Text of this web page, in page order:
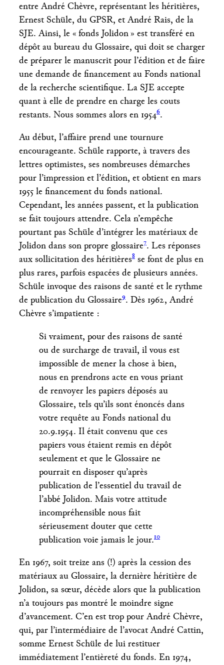
entre André Chèvre, représentant les héritières,
Ernest Schüle, du GPSR, et André Rais, de la
SJE. Ainsi, le « fonds Jolidon » est transféré en
dépôt au bureau du Glossaire, qui doit se charger
de préparer le manuscrit pour l’édition et de faire
une demande de financement au Fonds national
de la recherche scientifique. La SJE accepte
quant à elle de prendre en charge les couts
restants. Nous sommes alors en 19546.
Au début, l’affaire prend une tournure
encourageante. Schüle rapporte, à travers des
lettres optimistes, ses nombreuses démarches
pour l’impression et l’édition, et obtient en mars
1955 le financement du fonds national.
Cependant, les années passent, et la publication
se fait toujours attendre. Cela n’empêche
pourtant pas Schüle d’intégrer les matériaux de
Jolidon dans son propre glossaire7. Les réponses
aux sollicitation des héritières8 se font de plus en
plus rares, parfois espacées de plusieurs années.
Schüle invoque des raisons de santé et le rythme
de publication du Glossaire9. Dès 1962, André
Chèvre s’impatiente :
Si vraiment, pour des raisons de santé
ou de surcharge de travail, il vous est
impossible de mener la chose à bien,
nous en prendrons acte en vous priant
de renvoyer les papiers déposés au
Glossaire, tels qu’ils sont énoncés dans
votre requête au Fonds national du
20.9.1954. Il était convenu que ces
papiers vous étaient remis en dépôt
seulement et que le Glossaire ne
pourrait en disposer qu’après
publication de l’essentiel du travail de
l’abbé Jolidon. Mais votre attitude
incompréhensible nous fait
sérieusement douter que cette
publication voie jamais le jour.10
En 1967, soit treize ans (!) après la cession des
matériaux au Glossaire, la dernière héritière de
Jolidon, sa sœur, décède alors que la publication
n’a toujours pas montré le moindre signe
d’avancement. C’en est trop pour André Chèvre,
qui, par l’intermédiaire de l’avocat André Cattin,
somme Ernest Schüle de lui restituer
immédiatement l’entièreté du fonds. En 1974,